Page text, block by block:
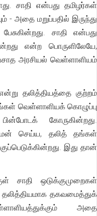
சாதி என்பது தமிழர்கள்
- அதை மறுப்பதில் இருந்து
சாதி என்பது
என்ற பொருளிலேயே,
அரசியல் வெள்ளாளியம்
தலித்தியத்தை குற்றம்
வெள்ளாளியக் கொழுப்பு
கோருகின்றது.
செய்ய, தலித் தங்கள்
இது தான்
சாதி ஒடுக்குமுறைகள்
தகவமைத்துக்
அதை